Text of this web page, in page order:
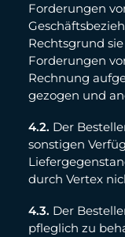
Forderungen
Rechtsgrund
Forderungen
Rechnung
gezogen und
4.2. Der
sonstigen
durch Vertex
4.3. Der
pfleglich zu